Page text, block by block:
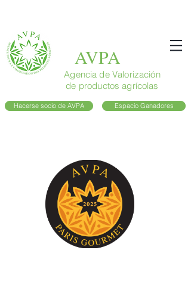
AVPA
Agencia de Valorización
de productos agrícolas
Hacerse socio de AVPA Espacio Ganadores